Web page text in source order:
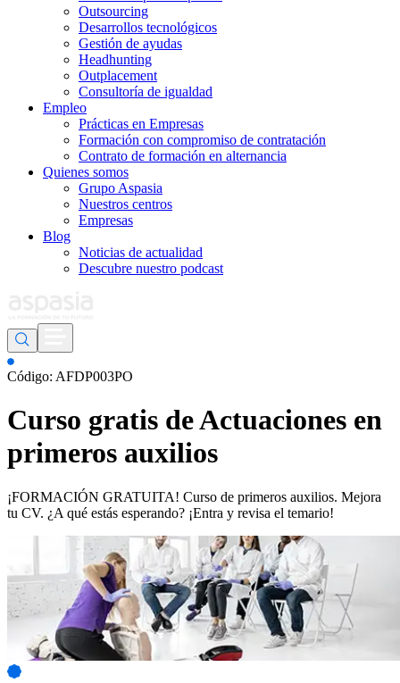
Outsourcing
Desarrollos tecnológicos
Gestión de ayudas
Headhunting
Outplacement
Consultoría de igualdad
Empleo
Prácticas en Empresas
Formación con compromiso de contratación
Contrato de formación en alternancia
Quienes somos
Grupo Aspasia
Nuestros centros
Empresas
Blog
Noticias de actualidad
Descubre nuestro podcast
Código: AFDP003PO
Curso gratis deActuaciones en
primeros auxilios
¡FORMACIÓN GRATUITA! Curso de primeros auxilios. Mejora
tu CV. ¿A qué estás esperando? ¡Entra y revisa el temario!